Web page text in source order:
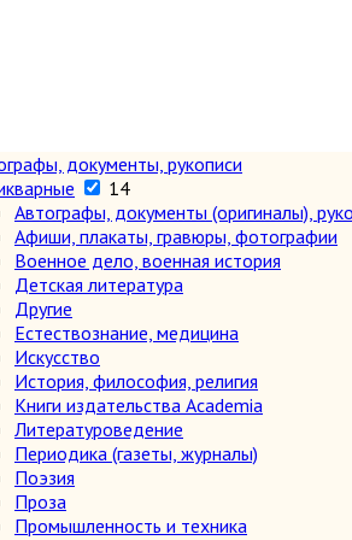
документы, рукописи
14
Автографы, документы (оригиналы),
Афиши, плакаты, гравюры, фотографии
Военное дело, военная история
Детская литература
Другие
Естествознание, медицина
Искусство
История, философия, религия
Книги издательства Academia
Литературоведение
Периодика (газеты, журналы)
Поэзия
Проза
Промышленность и техника